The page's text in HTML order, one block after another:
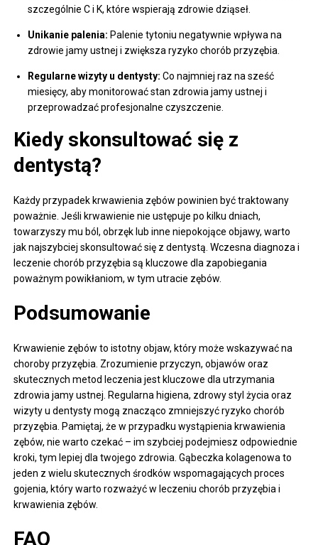
szczególnie C i K, które wspierają zdrowie dziąseł.
Unikanie palenia: Palenie tytoniu negatywnie wpływa na
zdrowie jamy ustnej i zwiększa ryzyko chorób przyzębia.
Regularne wizyty u dentysty: Co najmniej raz na sześć
miesięcy, aby monitorować stan zdrowia jamy ustnej i
przeprowadzać profesjonalne czyszczenie.
Kiedy skonsultować się z
dentystą?
Każdy przypadek krwawienia zębów powinien być traktowany
poważnie. Jeśli krwawienie nie ustępuje po kilku dniach,
towarzyszy mu ból, obrzęk lub inne niepokojące objawy, warto
jak najszybciej skonsultować się z dentystą. Wczesna diagnoza i
leczenie chorób przyzębia są kluczowe dla zapobiegania
poważnym powikłaniom, w tym utracie zębów.
Podsumowanie
Krwawienie zębów to istotny objaw, który może wskazywać na
choroby przyzębia. Zrozumienie przyczyn, objawów oraz
skutecznych metod leczenia jest kluczowe dla utrzymania
zdrowia jamy ustnej. Regularna higiena, zdrowy styl życia oraz
wizyty u dentysty mogą znacząco zmniejszyć ryzyko chorób
przyzębia. Pamiętaj, że w przypadku wystąpienia krwawienia
zębów, nie warto czekać – im szybciej podejmiesz odpowiednie
kroki, tym lepiej dla twojego zdrowia. Gąbeczka kolagenowa to
jeden z wielu skutecznych środków wspomagających proces
gojenia, który warto rozważyć w leczeniu chorób przyzębia i
krwawienia zębów.
FAQ